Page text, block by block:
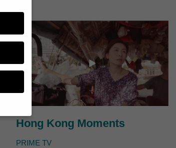
Hong Kong Moments
PRIME TV